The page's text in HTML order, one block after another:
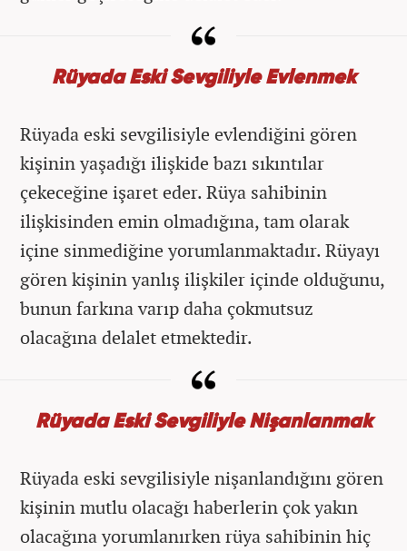
Rüyada Eski Sevgiliyle Evlenmek
Rüyada eski sevgilisiyle evlendiğini gören
kişinin yaşadığı ilişkide bazı sıkıntılar
çekeceğine işaret eder. Rüya sahibinin
ilişkisinden emin olmadığına, tam olarak
içine sinmediğine yorumlanmaktadır. Rüyayı
gören kişinin yanlış ilişkiler içinde olduğunu,
bunun farkına varıp daha çokmutsuz
olacağına delalet etmektedir.
Rüyada Eski Sevgiliyle Nişanlanmak
Rüyada eski sevgilisiyle nişanlandığını gören
kişinin mutlu olacağı haberlerin çok yakın
olacağına yorumlanırken rüya sahibinin hiç